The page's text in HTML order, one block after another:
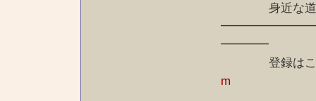
身近な道具で
━━━━
登録はこ
m